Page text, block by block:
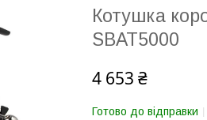
Котушка
SBAT5000
4 653 ₴
Готово до відправки